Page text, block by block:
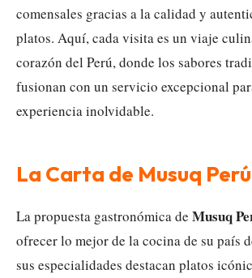
comensales gracias a la calidad y
platos. Aquí, cada visita es un viaje
corazón del Perú, donde los sabores
fusionan con un servicio excepcional
experiencia inolvidable.
La Carta de Musuq Perú
La propuesta gastronómica de Musuq
ofrecer lo mejor de la cocina de su país
sus especialidades destacan platos